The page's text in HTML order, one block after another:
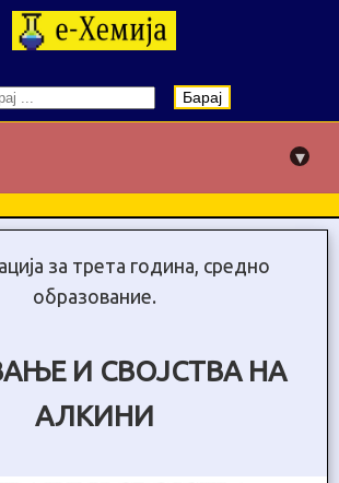
Барај
▾
за трета година, средно
образование.
И СВОЈСТВА НА
АЛКИНИ